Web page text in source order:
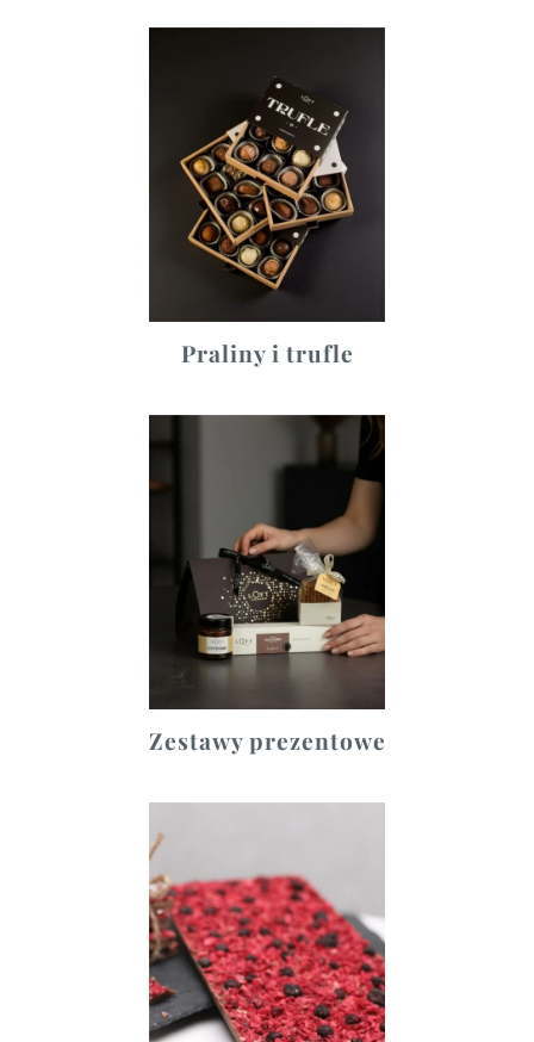
Praliny i trufle
Zestawy prezentowe